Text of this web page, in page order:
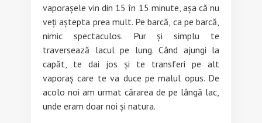
vaporașele vin din 15 în 15 minute, așa că nu
veți aștepta prea mult. Pe barcă, ca pe barcă,
nimic spectaculos. Pur și simplu te
traversează lacul pe lung. Când ajungi la
capăt, te dai jos și te transferi pe alt
vaporaș care te va duce pe malul opus. De
acolo noi am urmat cărarea de pe lângă lac,
unde eram doar noi și natura.